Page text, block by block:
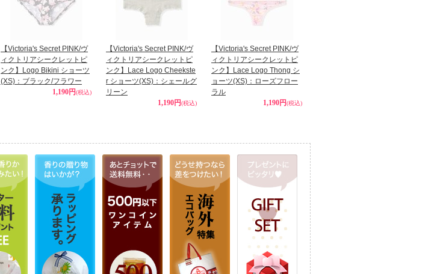
【Victoria's Secret PINK/ヴ
ィクトリアシークレットピ
ンク】Logo Bikini ショーツ
(XS)：ブラック/フラワー
1,190円(税込)
【Victoria's Secret PINK/ヴ
ィクトリアシークレットピ
ンク】Lace Logo Cheekste
r ショーツ(XS)：シェールグ
リーン
1,190円(税込)
【Victoria's Secret PINK/ヴ
ィクトリアシークレットピ
ンク】Lace Logo Thong シ
ョーツ(XS)：ローズフロー
ラル
1,190円(税込)